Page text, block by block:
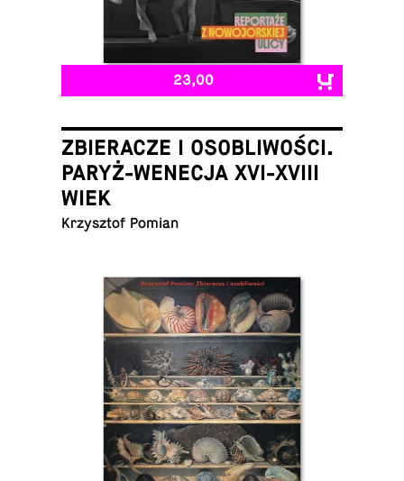
23,00
ZBIERACZE I OSOBLIWOŚCI.
PARYŻ-WENECJA XVI-XVIII
WIEK
Krzysztof Pomian